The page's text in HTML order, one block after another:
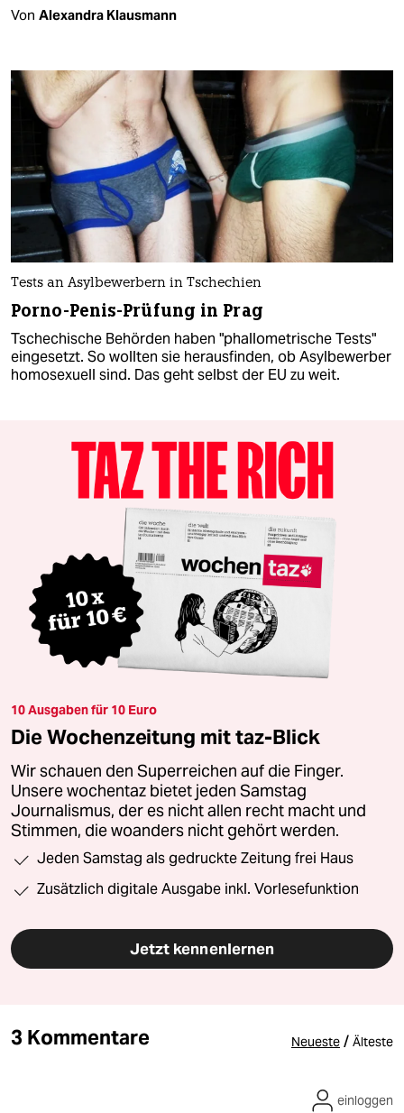
Von Alexandra Klausmann
Tests an Asylbewerbern in Tschechien
Porno-Penis-Prüfung in Prag
Tschechische Behörden haben "phallometrische Tests"
eingesetzt. So wollten sie herausfinden, ob Asylbewerber
homosexuell sind. Das geht selbst der EU zu weit.
10 Ausgaben für 10 Euro
Die Wochenzeitung mit taz-Blick
Wir schauen den Superreichen auf die Finger.
Unsere wochentaz bietet jeden Samstag
Journalismus, der es nicht allen recht macht und
Stimmen, die woanders nicht gehört werden.
Jeden Samstag als gedruckte Zeitung frei Haus
Zusätzlich digitale Ausgabe inkl. Vorlesefunktion
Jetzt kennenlernen
3 Kommentare Neueste / Älteste
einloggen